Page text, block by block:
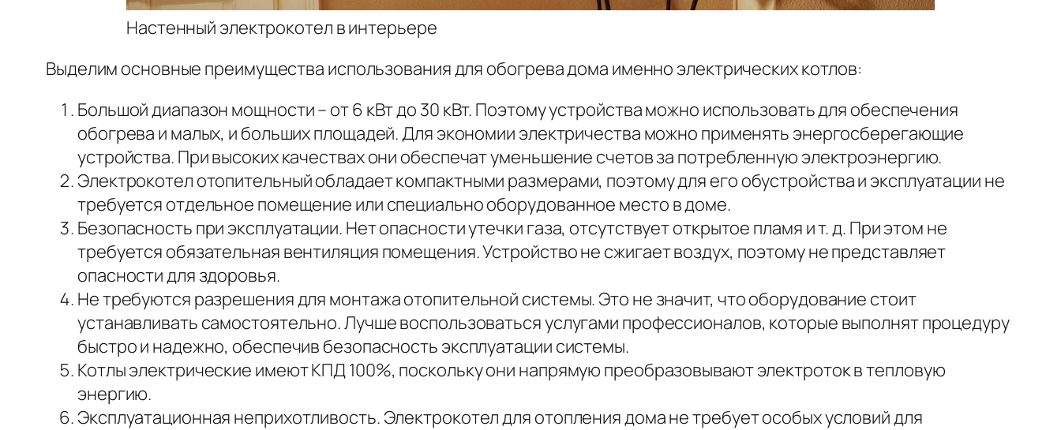
Настенный электрокотел в интерьере
Выделим основные преимущества использования для обогрева дома именно электрических котлов:
Большой диапазон мощности – от 6 кВт до 30 кВт. Поэтому устройства можно использовать для обеспечения
обогрева и малых, и больших площадей. Для экономии электричества можно применять энергосберегающие
устройства. При высоких качествах они обеспечат уменьшение счетов за потребленную электроэнергию.
Электрокотел отопительный обладает компактными размерами, поэтому для его обустройства и эксплуатации не
требуется отдельное помещение или специально оборудованное место в доме.
Безопасность при эксплуатации. Нет опасности утечки газа, отсутствует открытое пламя и т. д. При этом не
требуется обязательная вентиляция помещения. Устройство не сжигает воздух, поэтому не представляет
опасности для здоровья.
Не требуются разрешения для монтажа отопительной системы. Это не значит, что оборудование стоит
устанавливать самостоятельно. Лучше воспользоваться услугами профессионалов, которые выполнят процедуру
быстро и надежно, обеспечив безопасность эксплуатации системы.
Котлы электрические имеют КПД 100%, поскольку они напрямую преобразовывают электроток в тепловую
энергию.
Эксплуатационная неприхотливость. Электрокотел для отопления дома не требует особых условий для